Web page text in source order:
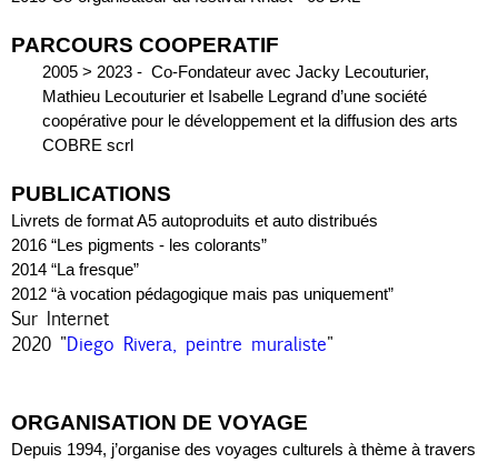
PARCOURS COOPERATIF
2005 > 2023 -  Co-Fondateur avec Jacky Lecouturier,
Mathieu Lecouturier et Isabelle Legrand d’une société
coopérative pour le développement et la diffusion des arts
COBRE scrl
PUBLICATIONS
Livrets de format A5 autoproduits et auto distribués
2016 “Les pigments - les colorants”
2014 “La fresque”
2012 “à vocation pédagogique mais pas uniquement”
Sur Internet
2020 "Diego Rivera, peintre muraliste"
ORGANISATION DE VOYAGE
Depuis 1994, j’organise des voyages culturels à thème à travers